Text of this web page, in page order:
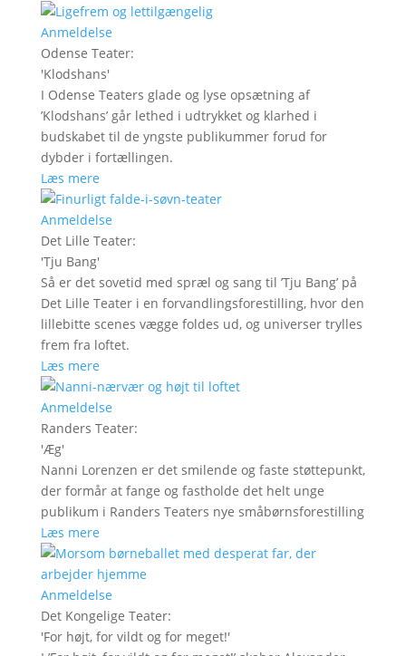
Anmeldelse
Odense Teater:
'Klodshans'
I Odense Teaters glade og lyse opsætning af
’Klodshans’ går lethed i udtrykket og klarhed i
budskabet til de yngste publikummer forud for
dybder i fortællingen.
Læs mere
Anmeldelse
Det Lille Teater:
'Tju Bang'
Så er det sovetid med spræl og sang til ’Tju Bang’ på
Det Lille Teater i en forvandlingsforestilling, hvor den
lillebitte scenes vægge foldes ud, og universer trylles
frem fra loftet.
Læs mere
Anmeldelse
Randers Teater:
'Æg'
Nanni Lorenzen er det smilende og faste støttepunkt,
der formår at fange og fastholde det helt unge
publikum i Randers Teaters nye småbørnsforestilling
Læs mere
Anmeldelse
Det Kongelige Teater:
'For højt, for vildt og for meget!'